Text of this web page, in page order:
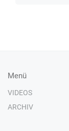
Menü
VIDEOS
ARCHIV